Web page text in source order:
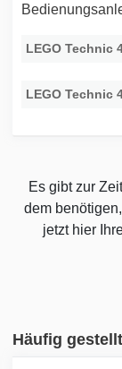
LEGO Technic
LEGO Technic
Es gibt zur
dem
jetzt hier
Häufig